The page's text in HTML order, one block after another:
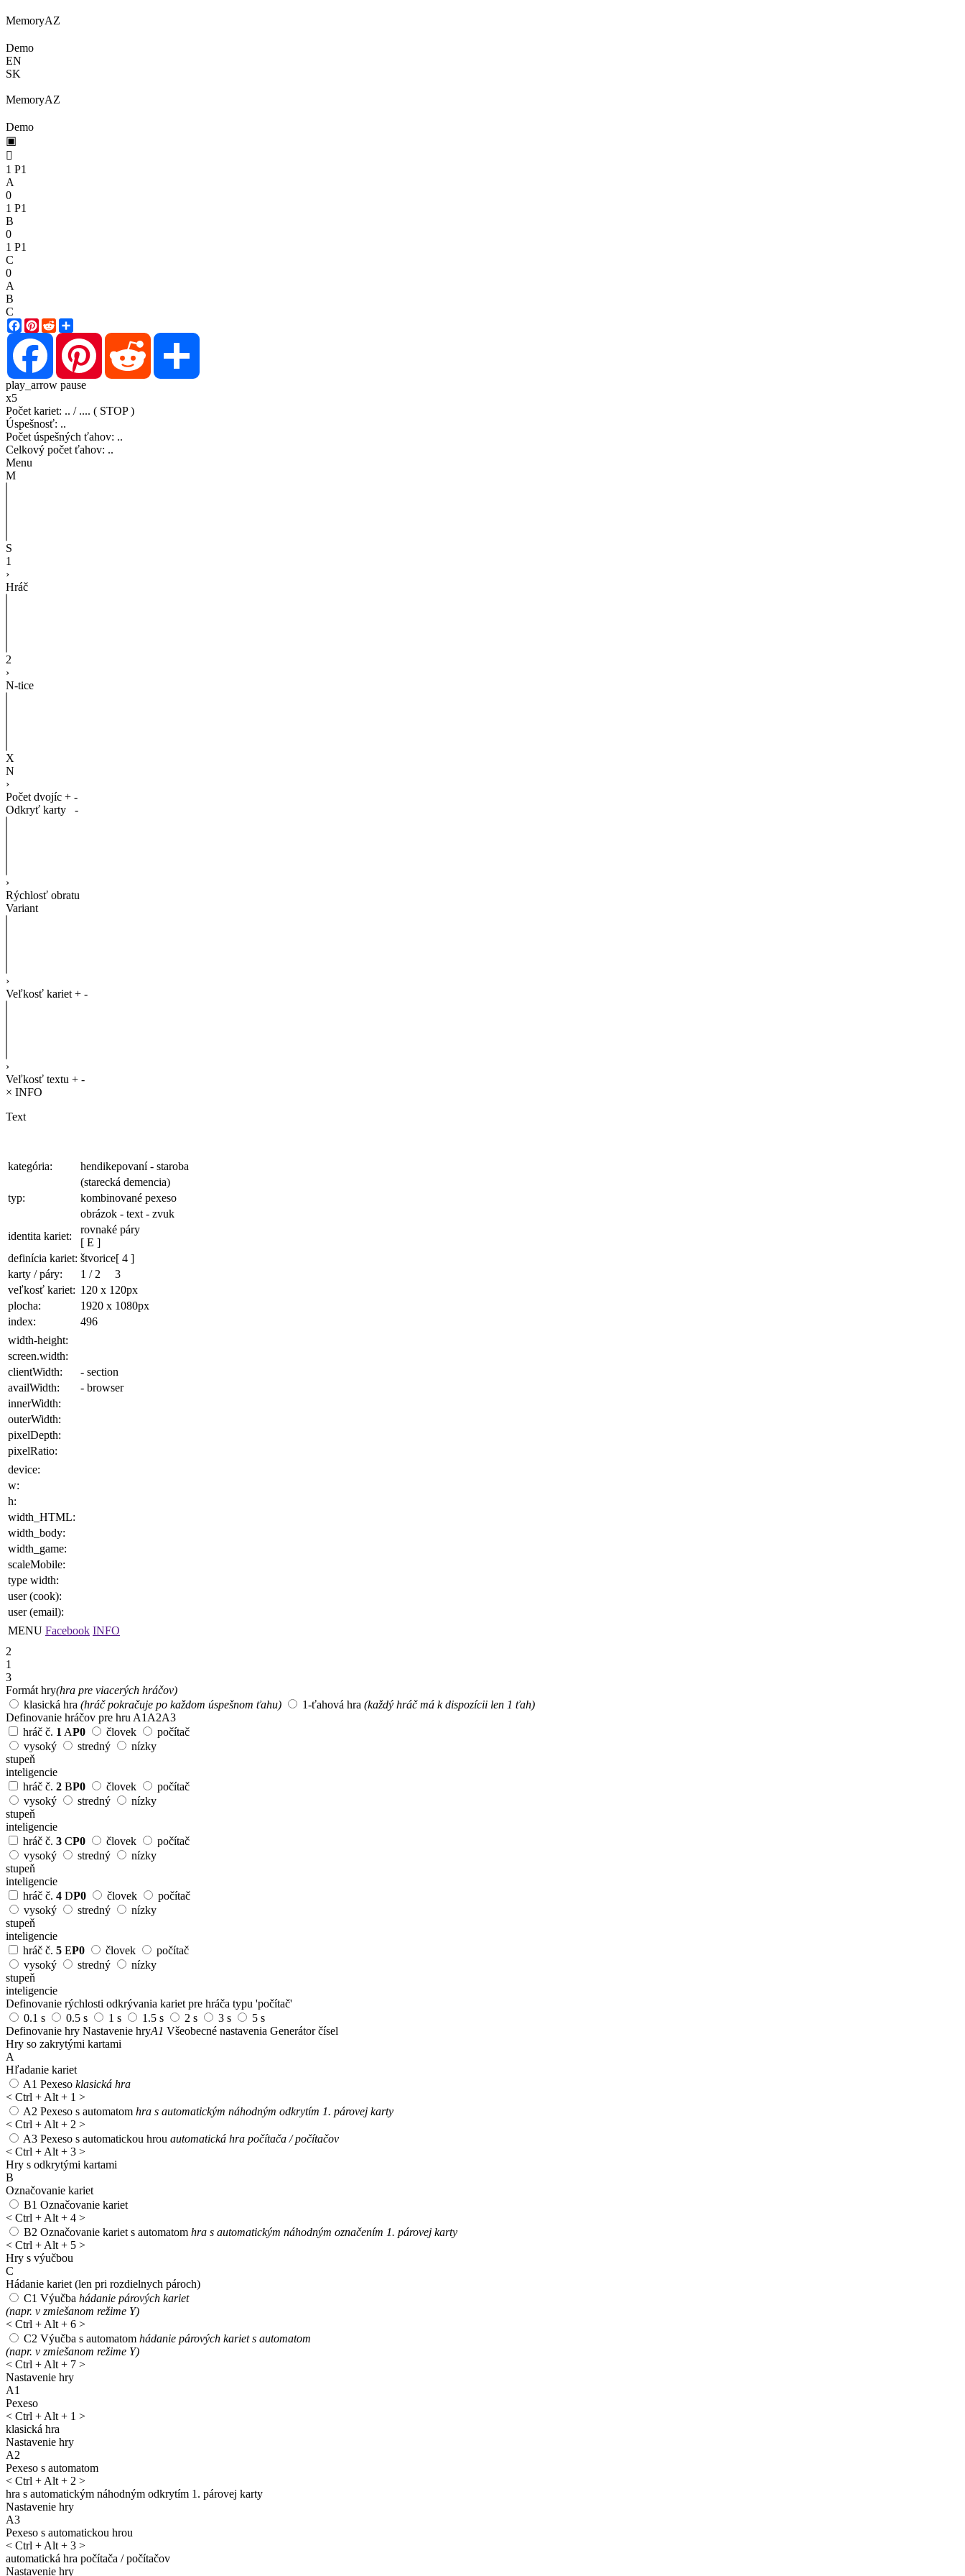
MemoryAZ
Demo
EN
SK
MemoryAZ
Demo
▣

1 P1
A
0
1 P1
B
0
1 P1
C
0
A
B
C
Facebook
Pinterest
Reddit
Facebook
Pinterest Reddit
play_arrow pause
x5
Počet kariet: .. / .... ( STOP )
Úspešnosť: ..
Počet úspešných ťahov: ..
Celkový počet ťahov: ..
Menu
M
S
1
›
Hráč
2
›
N-tice
X
N
›
Počet dvojíc + -
Odkryť karty
-
›
Rýchlosť obratu
Variant
›
Veľkosť kariet + -
›
Veľkosť textu + -
× INFO
Text
kategória:
hendikepovaní - staroba
(starecká demencia)
typ:
kombinované pexeso
obrázok - text - zvuk
identita kariet:
rovnaké páry
[ E ]
definícia kariet: štvorice[ 4 ]
karty / páry:
1 / 2
3
veľkosť kariet: 120 x 120px
plocha: 1920 x 1080px
index:
496
width-height:
screen.width:
clientWidth:
- section
availWidth:
- browser
innerWidth:
outerWidth:
pixelDepth:
pixelRatio:
device:
w:
h:
width_HTML:
width_body:
width_game:
scaleMobile:
type width:
user (cook):
user (email):
MENU Facebook INFO
2
1
3
Formát hry(hra pre viacerých hráčov)
klasická hra (hráč pokračuje po každom úspešnom ťahu) 1-ťahová hra (každý hráč má k dispozícii len 1 ťah)
Definovanie hráčov pre hru A1 A2A3
hráč č. 1 AP0 človek
počítač
vysoký
stredný
nízky
stupeň
inteligencie
hráč č. 2 BP0 človek
počítač
vysoký
stredný
nízky
stupeň
inteligencie
hráč č. 3 CP0 človek
počítač
vysoký
stredný
nízky
stupeň
inteligencie
hráč č. 4 DP0 človek
počítač
vysoký
stredný
nízky
stupeň
inteligencie
hráč č. 5 EP0 človek
počítač
vysoký
stredný
nízky
stupeň
inteligencie
Definovanie rýchlosti odkrývania kariet pre hráča typu 'počítač'
0.1 s
0.5 s 1 s 1.5 s 2 s 3 s
5 s
Definovanie hry Nastavenie hryA1 Všeobecné nastavenia Generátor čísel
Hry so zakrytými kartami
A
Hľadanie kariet
A1 Pexeso klasická hra
< Ctrl + Alt + 1 >
A2 Pexeso s automatom hra s automatickým náhodným odkrytím 1. párovej karty
< Ctrl + Alt + 2 >
A3 Pexeso s automatickou hrou automatická hra počítača / počítačov
< Ctrl + Alt + 3 >
Hry s odkrytými kartami
B
Označovanie kariet
B1 Označovanie kariet
< Ctrl + Alt + 4 >
B2 Označovanie kariet s automatom hra s automatickým náhodným označením 1. párovej karty
< Ctrl + Alt + 5 >
Hry s výučbou
C
Hádanie kariet (len pri rozdielnych pároch)
C1 Výučba hádanie párových kariet
(napr. v zmiešanom režime Y)
< Ctrl + Alt + 6 >
C2 Výučba s automatom hádanie párových kariet s automatom
(napr. v zmiešanom režime Y)
< Ctrl + Alt + 7 >
Nastavenie hry
A1
Pexeso
< Ctrl + Alt + 1 >
klasická hra
Nastavenie hry
A2
Pexeso s automatom
< Ctrl + Alt + 2 >
hra s automatickým náhodným odkrytím 1. párovej karty
Nastavenie hry
A3
Pexeso s automatickou hrou
< Ctrl + Alt + 3 >
automatická hra počítača / počítačov
Nastavenie hry